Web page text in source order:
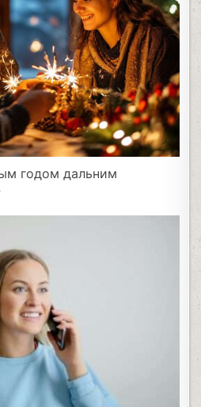
годом дальним